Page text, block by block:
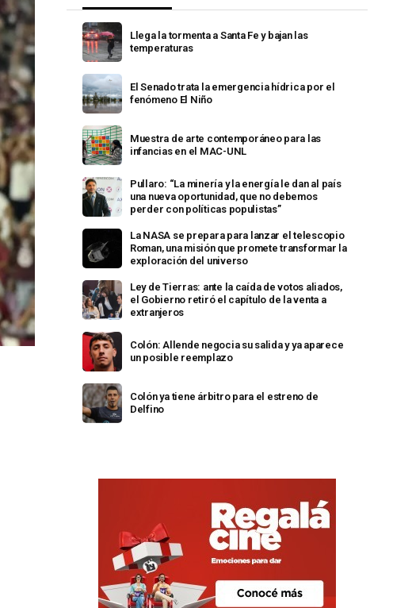
Llega la tormenta a Santa Fe y bajan las
temperaturas
El Senado trata la emergencia hídrica por el
fenómeno El Niño
Muestra de arte contemporáneo para las
infancias en el MAC-UNL
Pullaro: “La minería y la energía le dan al país
una nueva oportunidad, que no debemos
perder con políticas populistas”
La NASA se prepara para lanzar el telescopio
Roman, una misión que promete transformar la
exploración del universo
Ley de Tierras: ante la caída de votos aliados,
el Gobierno retiró el capítulo de la venta a
extranjeros
Colón: Allende negocia su salida y ya aparece
un posible reemplazo
Colón ya tiene árbitro para el estreno de
Delfino